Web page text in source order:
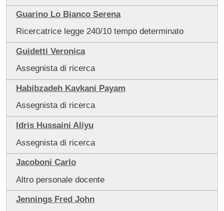
Guarino Lo Bianco Serena
Ricercatrice legge 240/10 tempo determinato
Guidetti Veronica
Assegnista di ricerca
Habibzadeh Kavkani Payam
Assegnista di ricerca
Idris Hussaini Aliyu
Assegnista di ricerca
Jacoboni Carlo
Altro personale docente
Jennings Fred John